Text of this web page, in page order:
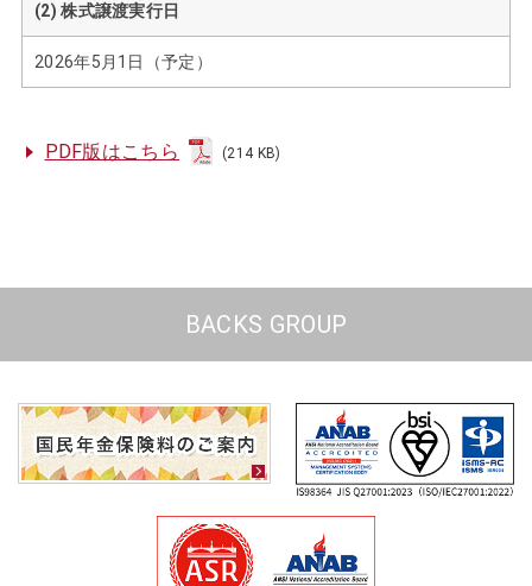
(2) 株式譲渡実行日
2026年5月1日（予定）
PDF版はこちら (214 KB)
BACKS GROUP